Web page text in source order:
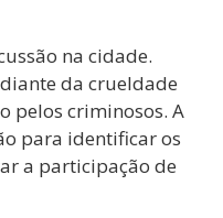
na cidade.
da crueldade
pelos criminosos. A
para identificar os
a participação de